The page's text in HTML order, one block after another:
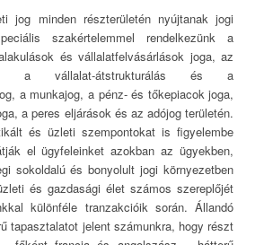
jog minden részterületén nyújtanak jogi
szakértelemmel rendelkezünk a
és vállalatfelvásárlások joga, az
a vállalat-átstrukturálás és a
a munkajog, a pénz- és tőkepiacok joga,
a peres eljárások és az adójog területén.
és üzleti szempontokat is figyelembe
el ügyfeleinket azokban az ügyekben,
sokoldalú és bonyolult jogi környezetben
és gazdasági élet számos szereplőjét
különféle tranzakcióik során. Állandó
tapasztalatot jelent számunkra, hogy részt